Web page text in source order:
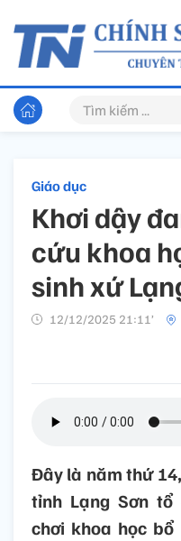
Giáo dục
Khơi dậy
cứu khoa
sinh xứ
12/12/2025 21:11’
Đây là năm thứ
tỉnh Lạng Sơn
chơi khoa học